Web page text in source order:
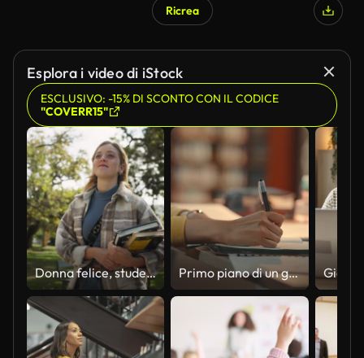
Ricrea
Esplora i video di iStock
ESCLUSIVO: -15% DI SCONTO CON IL CODICE
"COVERR15"
Donna felice, studentessa e che cammina con i libri nella natura per l'apprendimento, l'istruzione o il percorso verso l'università. Persona femminile in passeggiata con i libri di testo nella foresta all'aperto, nel campus o nell'università per il viagg Primo piano di un giovane studente che fa ricerche in biblioteca. Studente di legge irriconoscibile che lavora su un caso.